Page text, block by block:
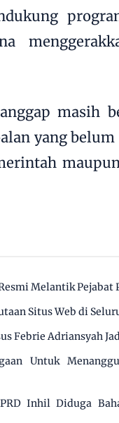
masih
yang
Melantik
Situs Web di
Febrie Adriansyah
Untuk
Inhil Diduga